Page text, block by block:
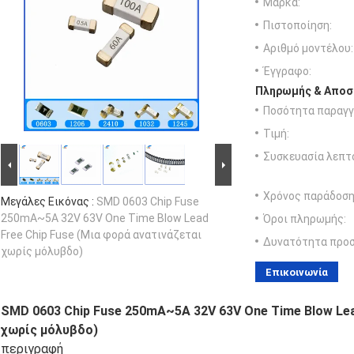
Μεγάλες Εικόνας : SMD 0603 Chip Fuse
250mA~5A 32V 63V One Time Blow Lead
Free Chip Fuse (Μια φορά ανατινάζεται
χωρίς μόλυβδο)
Πιστοποίηση:
Αριθμό μοντέλου:
Έγγραφο:
Πληρωμής &
Ποσότητα
Τιμή:
Συσκευασία
Χρόνος
Όροι πληρωμής:
Δυνατότητα
Επικοινωνία
SMD 0603 Chip Fuse 250mA~5A 32V 63V One Time Blow
χωρίς μόλυβδο)
περιγραφή